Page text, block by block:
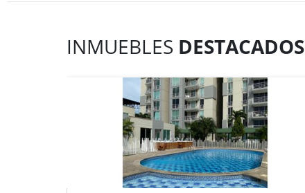
INMUEBLES DESTACADOS